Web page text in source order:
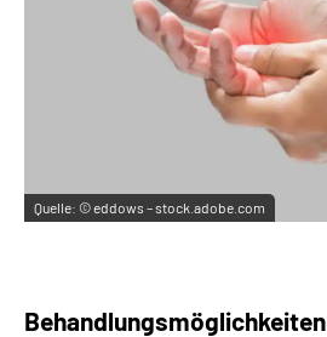
Quelle: © eddows – stock.adobe.com
Behandlungsmöglichkeiten